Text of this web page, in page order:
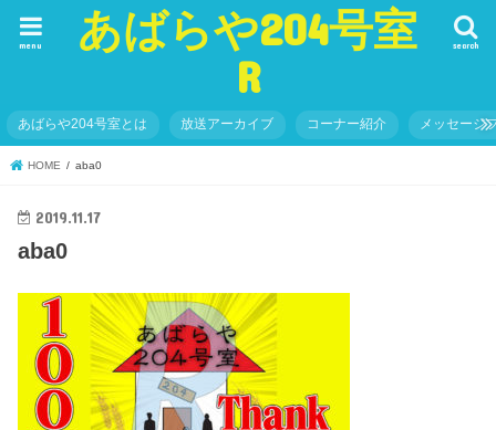
あばらや204号室
R
search
menu
あばらや204号室とは 放送アーカイブ コーナー紹介 メッセージ
HOME aba0
2019.11.17
aba0